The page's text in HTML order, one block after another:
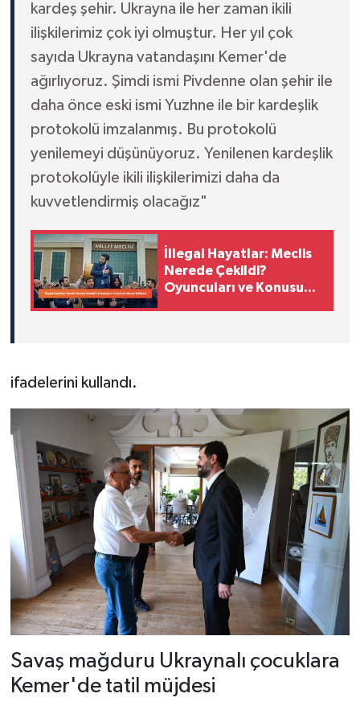
kardeş şehir. Ukrayna ile her zaman ikili
ilişkilerimiz çok iyi olmuştur. Her yıl çok
sayıda Ukrayna vatandaşını Kemer'de
ağırlıyoruz. Şimdi ismi Pivdenne olan şehir ile
daha önce eski ismi Yuzhne ile bir kardeşlik
protokolü imzalanmış. Bu protokolü
yenilemeyi düşünüyoruz. Yenilenen kardeşlik
protokolüyle ikili ilişkilerimizi daha da
kuvvetlendirmiş olacağız"
İllegal Hayatlar: Meclis
Nerede Çekildi?
Oyuncuları ve Konusu
ifadelerini kullandı.
Savaş mağduru Ukraynalı çocuklara
Kemer'de tatil müjdesi